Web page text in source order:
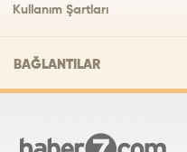
Kullanım Şartları
BAĞLANTILAR